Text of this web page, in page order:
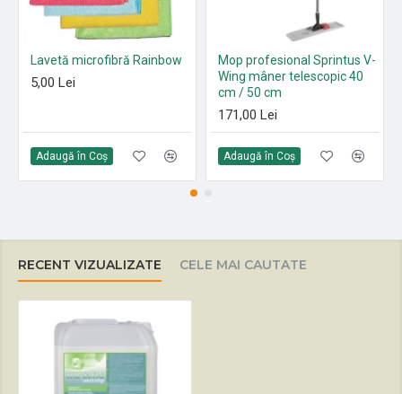
Lavetă microfibră Rainbow
5,00 Lei
Adaugă în Coş
Mop profesional Sprintus V-
Wing mâner telescopic 40
cm / 50 cm
171,00 Lei
Adaugă în Coş
RECENT VIZUALIZATE CELE MAI CAUTATE